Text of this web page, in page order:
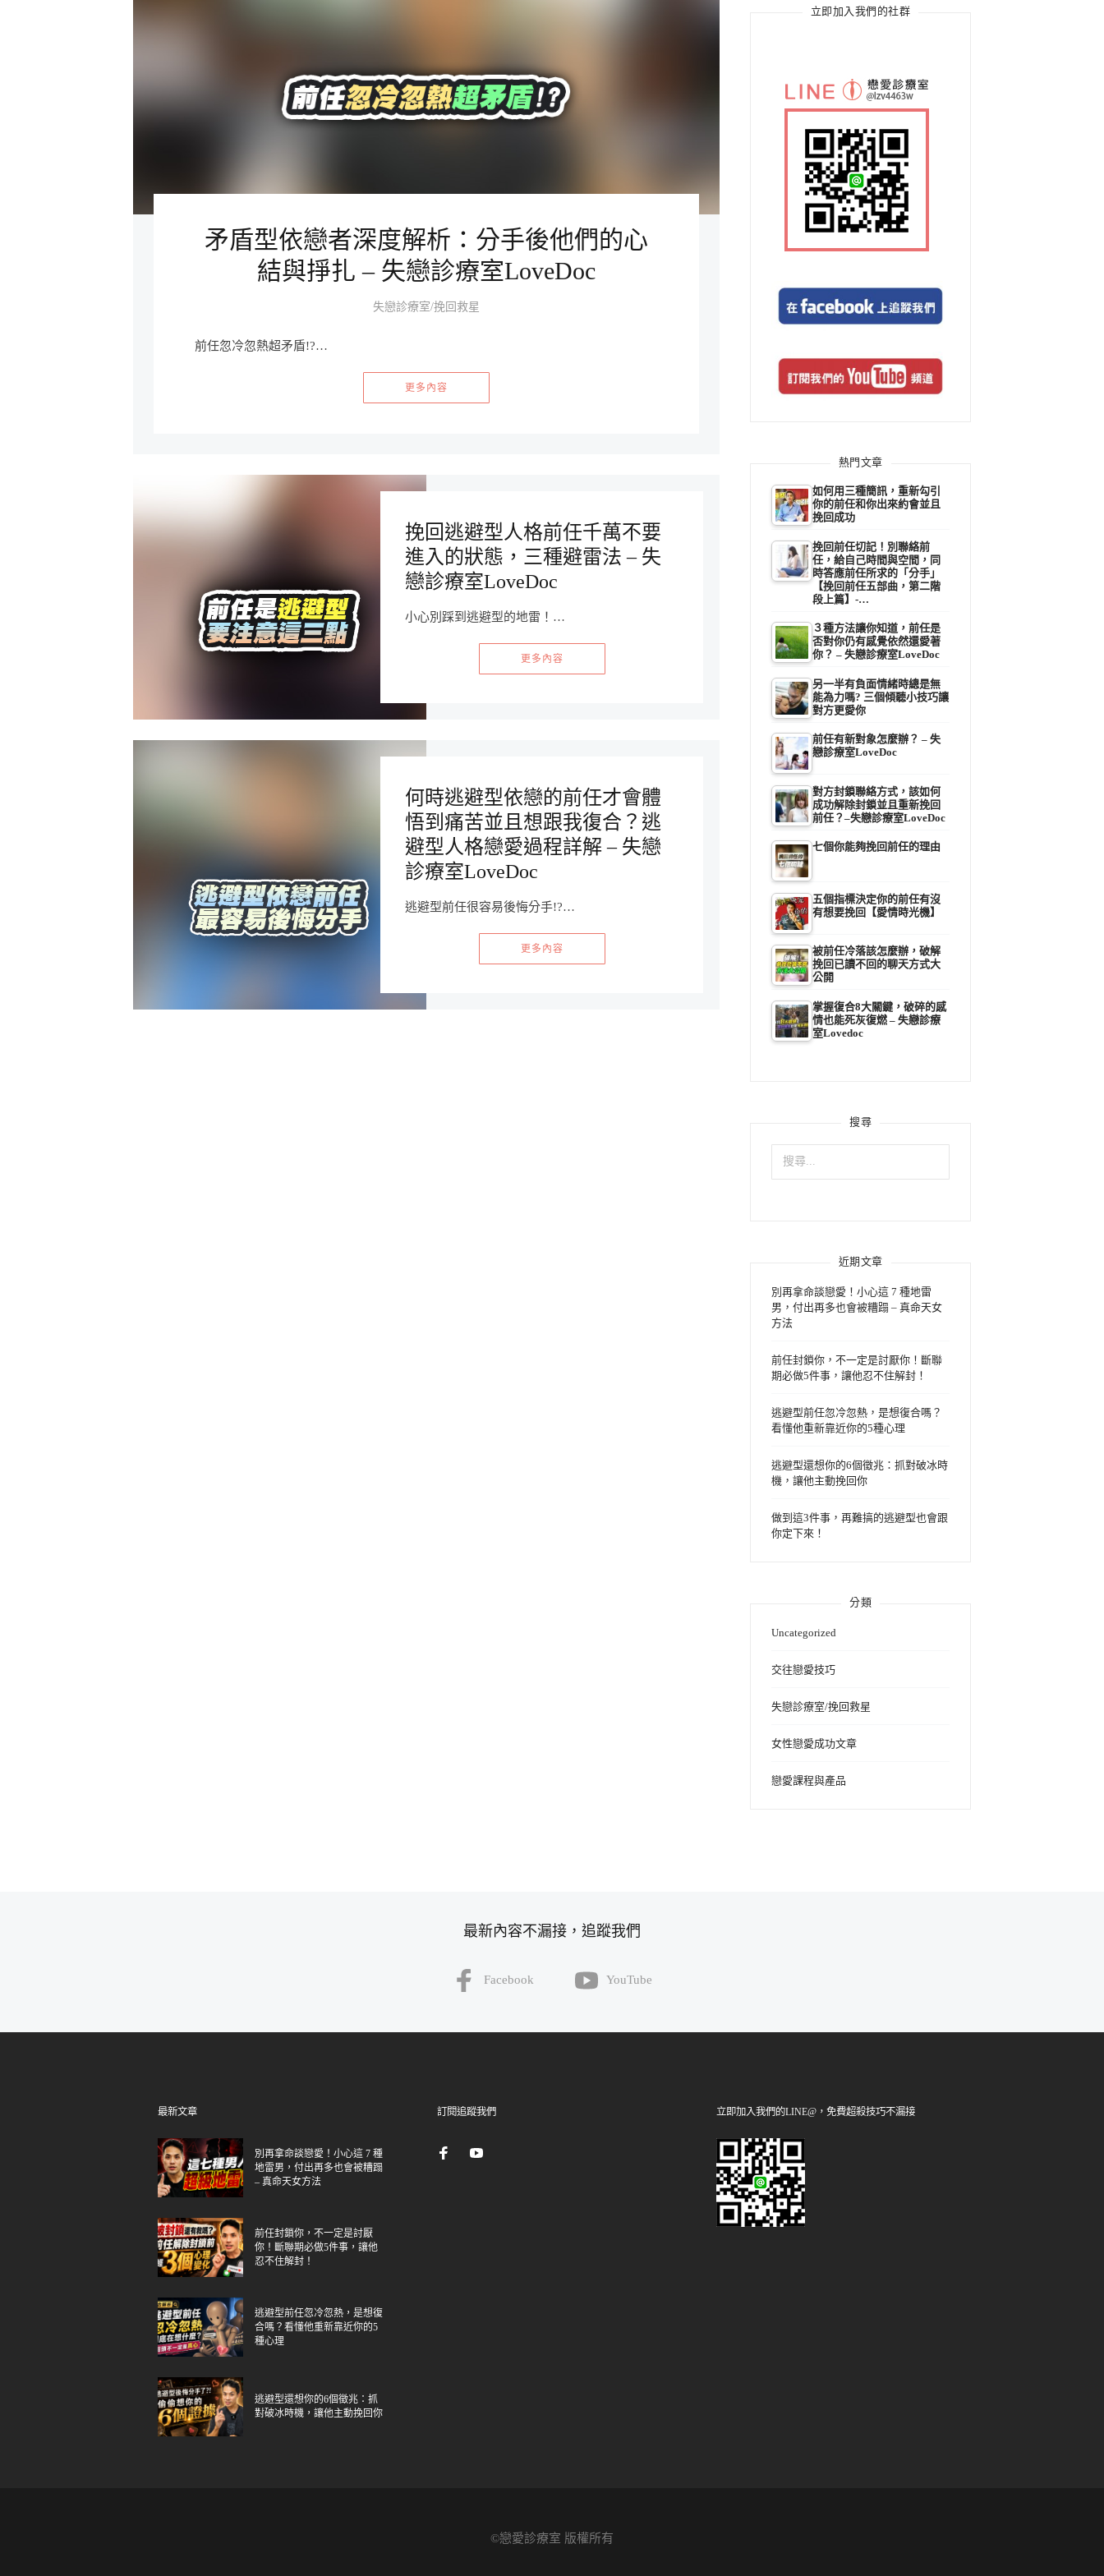
矛盾型依戀者深度解析：分手後他們的心
結與掙扎 – 失戀診療室LoveDoc
失戀診療室/挽回救星
前任忽冷忽熱超矛盾!?…
更多內容
挽回逃避型人格前任千萬不要
進入的狀態，三種避雷法 – 失
戀診療室LoveDoc
小心別踩到逃避型的地雷！…
更多內容
何時逃避型依戀的前任才會體
悟到痛苦並且想跟我復合？逃
避型人格戀愛過程詳解 – 失戀
診療室LoveDoc
逃避型前任很容易後悔分手!?…
更多內容
立即加入我們的社群
熱門文章
如何用三種簡訊，重新勾引
你的前任和你出來約會並且
挽回成功
挽回前任切記！別聯絡前
任，給自己時間與空間，同
時答應前任所求的「分手」
【挽回前任五部曲，第二階
段上篇】-…
３種方法讓你知道，前任是
否對你仍有感覺依然還愛著
你？ – 失戀診療室LoveDoc
另一半有負面情緒時總是無
能為力嗎? 三個傾聽小技巧讓
對方更愛你
前任有新對象怎麼辦？ – 失
戀診療室LoveDoc
對方封鎖聯絡方式，該如何
成功解除封鎖並且重新挽回
前任？–失戀診療室LoveDoc
七個你能夠挽回前任的理由
五個指標決定你的前任有沒
有想要挽回【愛情時光機】
被前任冷落該怎麼辦，破解
挽回已讀不回的聊天方式大
公開
掌握復合8大關鍵，破碎的感
情也能死灰復燃 – 失戀診療
室Lovedoc
搜尋
搜
鍵
近期文章
別再拿命談戀愛！小心這 7 種地雷
男，付出再多也會被糟蹋 – 真命天女
方法
前任封鎖你，不一定是討厭你！斷聯
期必做5件事，讓他忍不住解封！
逃避型前任忽冷忽熱，是想復合嗎？
看懂他重新靠近你的5種心理
逃避型還想你的6個徵兆：抓對破冰時
機，讓他主動挽回你
做到這3件事，再難搞的逃避型也會跟
你定下來！
分類
Uncategorized
交往戀愛技巧
失戀診療室/挽回救星
女性戀愛成功文章
戀愛課程與產品
最新內容不漏接，追蹤我們
Facebook YouTube
最新文章
別再拿命談戀愛！小心這 7 種
地雷男，付出再多也會被糟蹋
– 真命天女方法
前任封鎖你，不一定是討厭
你！斷聯期必做5件事，讓他
忍不住解封！
逃避型前任忽冷忽熱，是想復
合嗎？看懂他重新靠近你的5
種心理
逃避型還想你的6個徵兆：抓
對破冰時機，讓他主動挽回你
訂閱追蹤我們 立即加入我們的LINE@，免費超殺技巧不漏接
©戀愛診療室 版權所有